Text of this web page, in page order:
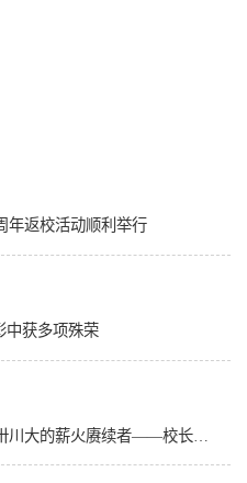
年返校活动顺利举行
中获多项殊荣